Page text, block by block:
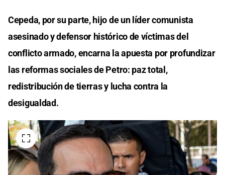
Cepeda, por su parte, hijo de un líder comunista
asesinado y defensor histórico de víctimas del
conflicto armado, encarna la apuesta por profundizar
las reformas sociales de Petro: paz total,
redistribución de tierras y lucha contra la
desigualdad.